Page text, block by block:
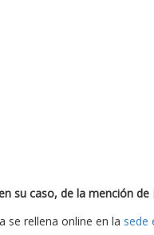
su caso, de la mención
se rellena online en la sede